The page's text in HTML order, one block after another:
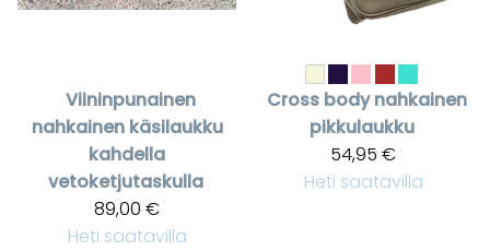
Viininpunainen
nahkainen käsilaukku
kahdella
vetoketjutaskulla
89,00 €
Heti saatavilla
Cross body nahkainen
pikkulaukku
54,95 €
Heti saatavilla